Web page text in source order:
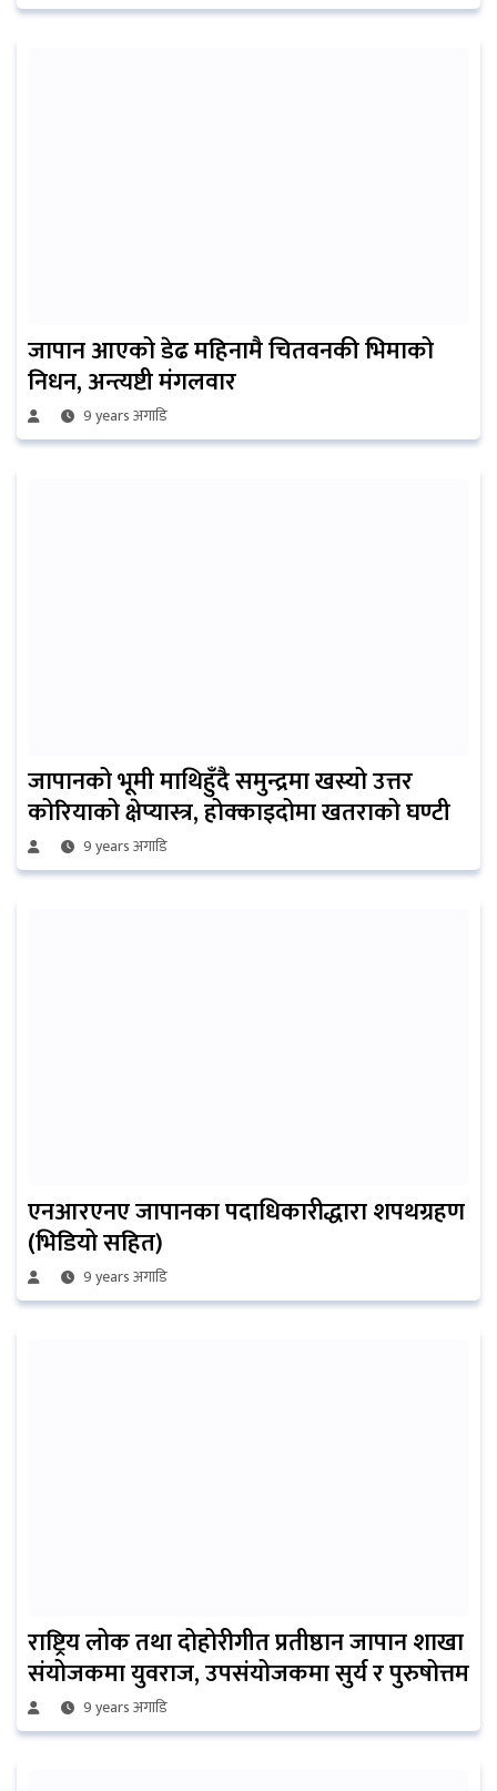
जापान आएको डेढ महिनामै चितवनकी भिमाको
निधन, अन्त्यष्टी मंगलवार
9 years अगाडि
जापानको भूमी माथिहुँदै समुन्द्रमा खस्यो उत्तर
कोरियाको क्षेप्यास्त्र, होक्काइदोमा खतराको घण्टी
9 years अगाडि
एनआरएनए जापानका पदाधिकारीद्धारा शपथग्रहण
(भिडियो सहित)
9 years अगाडि
राष्ट्रिय लोक तथा दोहोरीगीत प्रतीष्ठान जापान शाखा
संयोजकमा युवराज, उपसंयोजकमा सुर्य र पुरुषोत्तम
9 years अगाडि